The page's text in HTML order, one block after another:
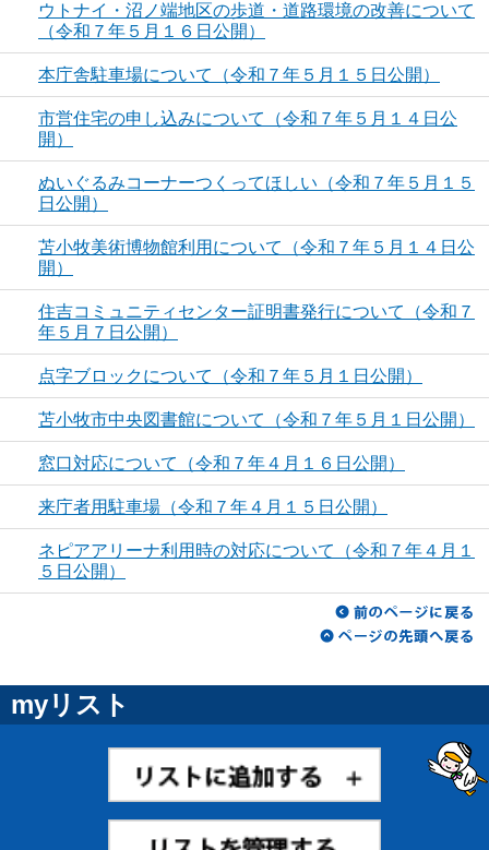
ウトナイ・沼ノ端地区の歩道・道路環境の改善について
（令和７年５月１６日公開）
本庁舎駐車場について（令和７年５月１５日公開）
市営住宅の申し込みについて（令和７年５月１４日公
開）
ぬいぐるみコーナーつくってほしい（令和７年５月１５
日公開）
苫小牧美術博物館利用について（令和７年５月１４日公
開）
住吉コミュニティセンター証明書発行について（令和７
年５月７日公開）
点字ブロックについて（令和７年５月１日公開）
苫小牧市中央図書館について（令和７年５月１日公開）
窓口対応について（令和７年４月１６日公開）
来庁者用駐車場（令和７年４月１５日公開）
ネピアアリーナ利用時の対応について（令和７年４月１
５日公開）
myリスト